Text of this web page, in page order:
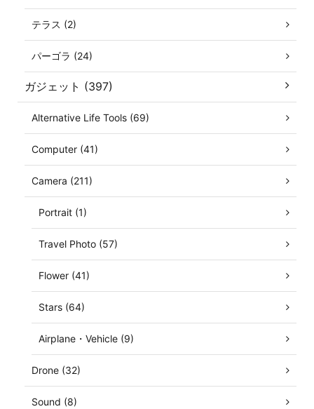
テラス (2)
パーゴラ (24)
ガジェット (397)
Alternative Life Tools (69)
Computer (41)
Camera (211)
Portrait (1)
Travel Photo (57)
Flower (41)
Stars (64)
Airplane・Vehicle (9)
Drone (32)
Sound (8)